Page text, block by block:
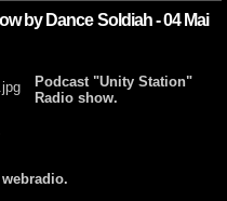
by Dance Soldiah - 04 Mai
Podcast "Unity Station"
Radio show.